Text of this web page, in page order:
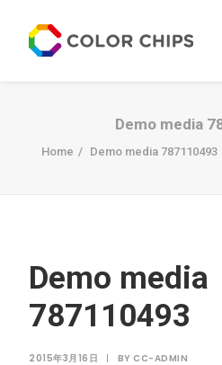
サー
ニュ
Demo media
Home Demo media 787110493
Demo media
787110493
2015年3月16日 | BY CC-ADMIN